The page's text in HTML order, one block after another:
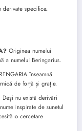
derivate specifice.
Originea numelui
a numelui Beringarius.
înseamnă
de forță și grație.
Deși nu există derivări
inspirate de sunetul
o cercetare